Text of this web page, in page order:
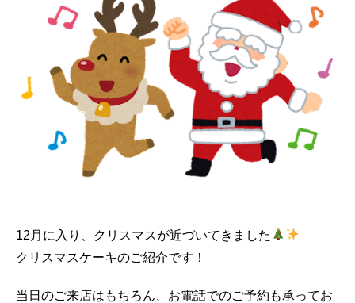
12月に入り、クリスマスが近づいてきました
クリスマスケーキのご紹介です！
当日のご来店はもちろん、お電話でのご予約も承ってお